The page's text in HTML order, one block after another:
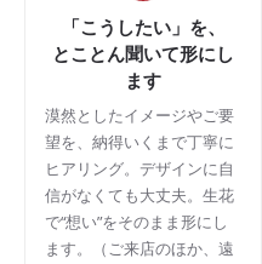
「こうしたい」を、
とことん聞いて形にし
ます
漠然としたイメージやご要
望を、納得いくまで丁寧に
ヒアリング。デザインに自
信がなくても大丈夫。生花
で“想い”をそのまま形にし
ます。（ご来店のほか、遠